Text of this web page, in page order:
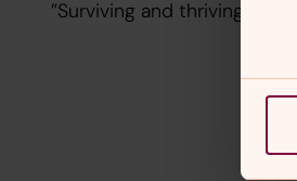
”Surviving and thriving in